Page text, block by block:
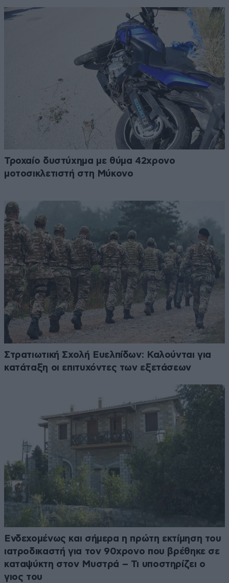
Τροχαίο δυστύχημα με θύμα 42χρονο
μοτοσικλετιστή στη Μύκονο
Στρατιωτική Σχολή Ευελπίδων: Καλούνται για
κατάταξη οι επιτυχόντες των εξετάσεων
Ενδεχομένως και σήμερα η πρώτη εκτίμηση του
ιατροδικαστή για τον 90χρονο που βρέθηκε σε
καταψύκτη στον Μυστρά – Τι υποστηρίζει ο
γιος του